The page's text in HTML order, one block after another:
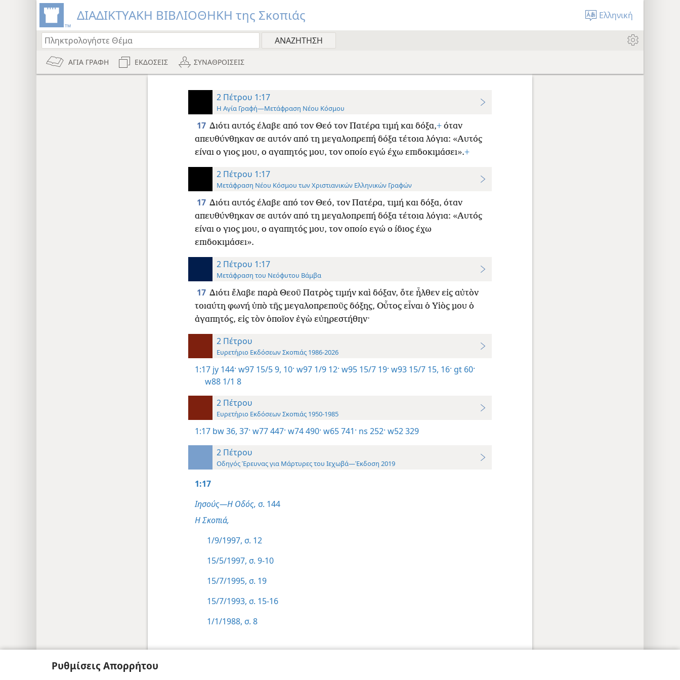
Ρυθμίσεις Απορρήτου
ΔΙΑΔΙΚΤΥΑΚΗ ΒΙΒΛΙΟΘΗΚΗ της Σκοπιάς Ελληνική
ΑΓΙΑ ΓΡΑΦΗ ΕΚΔΟΣΕΙΣ ΣΥΝΑΘΡΟΙΣΕΙΣ
2 Πέτρου 1:17
Η Αγία Γραφή—Μετάφραση Νέου Κόσμου
17 Διότι αυτός έλαβε από τον Θεό τον Πατέρα τιμή και δόξα,+όταν
απευθύνθηκαν σε αυτόν από τη μεγαλοπρεπή δόξα τέτοια λόγια: «Αυτός
είναι ο γιος μου, ο αγαπητός μου, τον οποίο εγώ έχω επιδοκιμάσει».+
2 Πέτρου 1:17
Μετάφραση Νέου Κόσμου των Χριστιανικών Ελληνικών Γραφών
17 Διότι αυτός έλαβε από τον Θεό, τον Πατέρα, τιμή και δόξα, όταν
απευθύνθηκαν σε αυτόν από τη μεγαλοπρεπή δόξα τέτοια λόγια: «Αυτός
είναι ο γιος μου, ο αγαπητός μου, τον οποίο εγώ ο ίδιος έχω
επιδοκιμάσει».
2 Πέτρου 1:17
Μετάφραση του Νεόφυτου Βάμβα
17 Διότι ἔλαβε παρὰ Θεοῦ Πατρὸς τιμήν καὶ δόξαν, ὅτε ἦλθεν εἰς αὐτὸν
τοιαύτη φωνή ὑπὸ τῆς μεγαλοπρεποῦς δόξης, Οὗτος εἶναι ὁ Υἱὸς μου ὁ
ἀγαπητός, εἰς τὸν ὁποῖον ἐγὼ εὐηρεστήθην·
2 Πέτρου
Ευρετήριο Εκδόσεων Σκοπιάς 1986-2026
1:17 jy 144· w97 15/5 9, 10· w97 1/9 12· w95 15/7 19· w93 15/7 15, 16· gt 60·
w88 1/1 8
2 Πέτρου
Ευρετήριο Εκδόσεων Σκοπιάς 1950-1985
1:17 bw 36, 37· w77 447· w74 490· w65 741· ns 252· w52 329
2 Πέτρου
Οδηγός Έρευνας για Μάρτυρες του Ιεχωβά—Έκδοση 2019
1:17
Ιησούς—Η Οδός, σ. 144
Η Σκοπιά,
1/9/1997, σ. 12
15/5/1997, σ. 9-10
15/7/1995, σ. 19
15/7/1993, σ. 15-16
1/1/1988, σ. 8